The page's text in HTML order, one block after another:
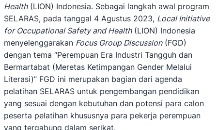
Health(LION) Indonesia. Sebagai langkah awal program
SELARAS, pada tanggal 4 Agustus 2023, Local Initiative
for Occupational Safety and Health(LION) Indonesia
menyelenggarakan Focus Group Discussion(FGD)
dengan tema “Perempuan Era Industri Tangguh dan
Bermartabat (Meretas Ketimpangan Gender Melalui
Literasi)” FGD ini merupakan bagian dari agenda
pelatihan SELARAS untuk pengembangan pendidikan
yang sesuai dengan kebutuhan dan potensi para calon
peserta pelatihan khususnya para pekerja perempuan
yang tergabung dalam serikat.